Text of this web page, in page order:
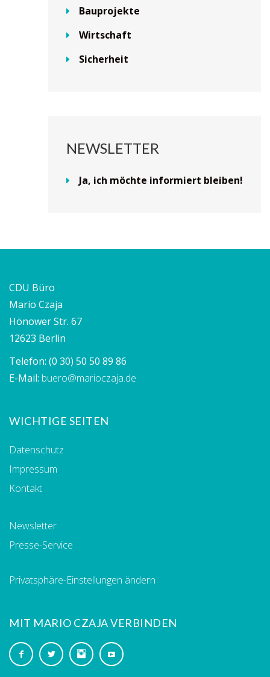
Bauprojekte
Wirtschaft
Sicherheit
NEWSLETTER
Ja, ich möchte informiert bleiben!
CDU Büro
Mario Czaja
Hönower Str. 67
12623 Berlin
Telefon: (0 30) 50 50 89 86
E-Mail: buero@marioczaja.de
WICHTIGE SEITEN
Datenschutz
Impressum
Kontakt
Newsletter
Presse-Service
Privatsphäre-Einstellungen ändern
MIT MARIO CZAJA VERBINDEN